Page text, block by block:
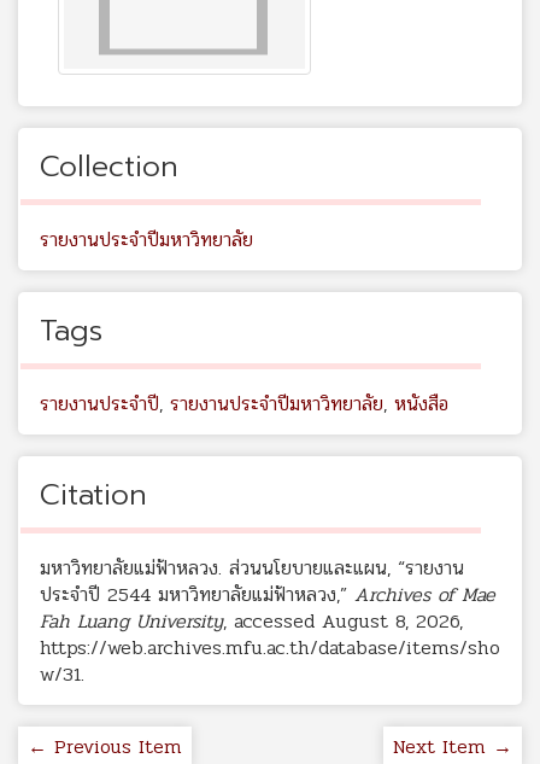
Collection
รายงานประจำปีมหาวิทยาลัย
Tags
รายงานประจำปี, รายงานประจำปีมหาวิทยาลัย, หนังสือ
Citation
มหาวิทยาลัยแม่ฟ้าหลวง. ส่วนนโยบายและแผน, “รายงาน
ประจำปี 2544 มหาวิทยาลัยแม่ฟ้าหลวง,” Archives of Mae
Fah Luang University, accessed August 8, 2026,
https://web.archives.mfu.ac.th/database/items/sho
w/31.
← Previous Item Next Item →